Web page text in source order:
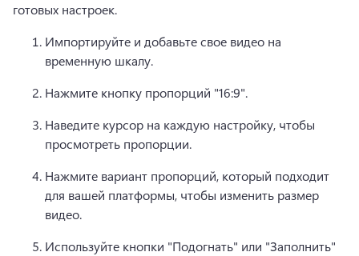
готовых настроек.
Импортируйте и добавьте свое видео на
временную шкалу.
Нажмите кнопку пропорций "16:9".
Наведите курсор на каждую настройку, чтобы
просмотреть пропорции.
Нажмите вариант пропорций, который подходит
для вашей платформы, чтобы изменить размер
видео.
Используйте кнопки "Подогнать" или "Заполнить"